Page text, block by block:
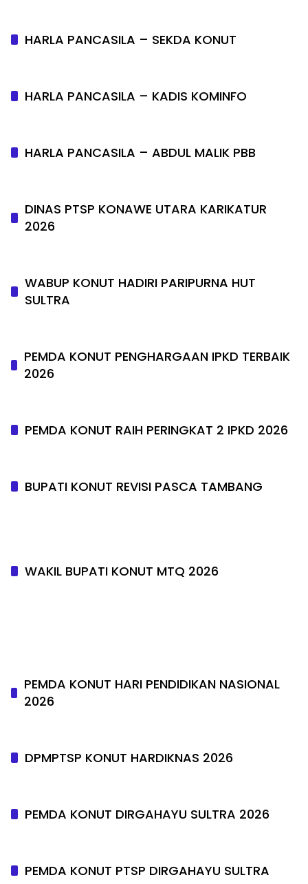
HARLA PANCASILA – SEKDA KONUT
HARLA PANCASILA – KADIS KOMINFO
HARLA PANCASILA – ABDUL MALIK PBB
DINAS PTSP KONAWE UTARA KARIKATUR
2026
WABUP KONUT HADIRI PARIPURNA HUT
SULTRA
PEMDA KONUT PENGHARGAAN IPKD TERBAIK
2026
PEMDA KONUT RAIH PERINGKAT 2 IPKD 2026
BUPATI KONUT REVISI PASCA TAMBANG
WAKIL BUPATI KONUT MTQ 2026
PEMDA KONUT HARI PENDIDIKAN NASIONAL
2026
DPMPTSP KONUT HARDIKNAS 2026
PEMDA KONUT DIRGAHAYU SULTRA 2026
PEMDA KONUT PTSP DIRGAHAYU SULTRA